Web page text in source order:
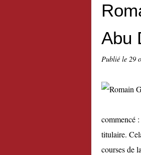
Abu
Publié le 29
commencé
titulaire.
courses de